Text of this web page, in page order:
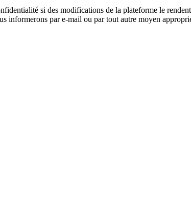
si des modifications de la plateforme le
informerons par e-mail ou par tout autre moyen